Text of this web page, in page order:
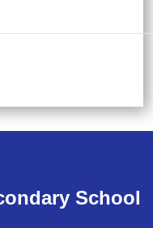
School